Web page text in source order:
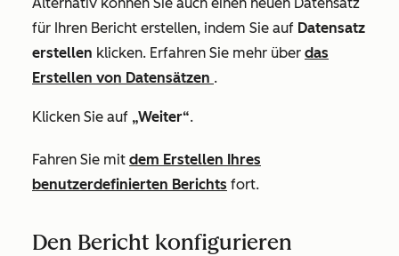
für Ihren Bericht erstellen, indem Sie auf Datensatz
erstellen klicken. Erfahren Sie mehr über das
Erstellen von Datensätzen .
Klicken Sie auf „Weiter“.
Fahren Sie mit dem Erstellen Ihres
benutzerdefinierten Berichts fort.
Den Bericht konfigurieren